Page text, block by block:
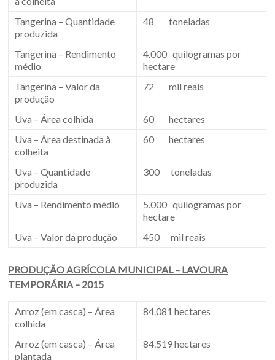
Tangerina – Quantidade
produzida
48 toneladas
Tangerina – Rendimento
médio
4.000 quilogramas por
hectare
Tangerina – Valor da
produção
72 mil reais
Uva – Área colhida
60 hectares
Uva – Área destinada à
colheita
60 hectares
Uva – Quantidade
produzida
300 toneladas
Uva – Rendimento médio
5.000 quilogramas por
hectare
Uva – Valor da produção
450 mil reais
PRODUÇÃO AGRÍCOLA MUNICIPAL – LAVOURA
TEMPORÁRIA – 2015
Arroz (em casca) – Área
colhida
84.081 hectares
Arroz (em casca) – Área
plantada
84.519 hectares